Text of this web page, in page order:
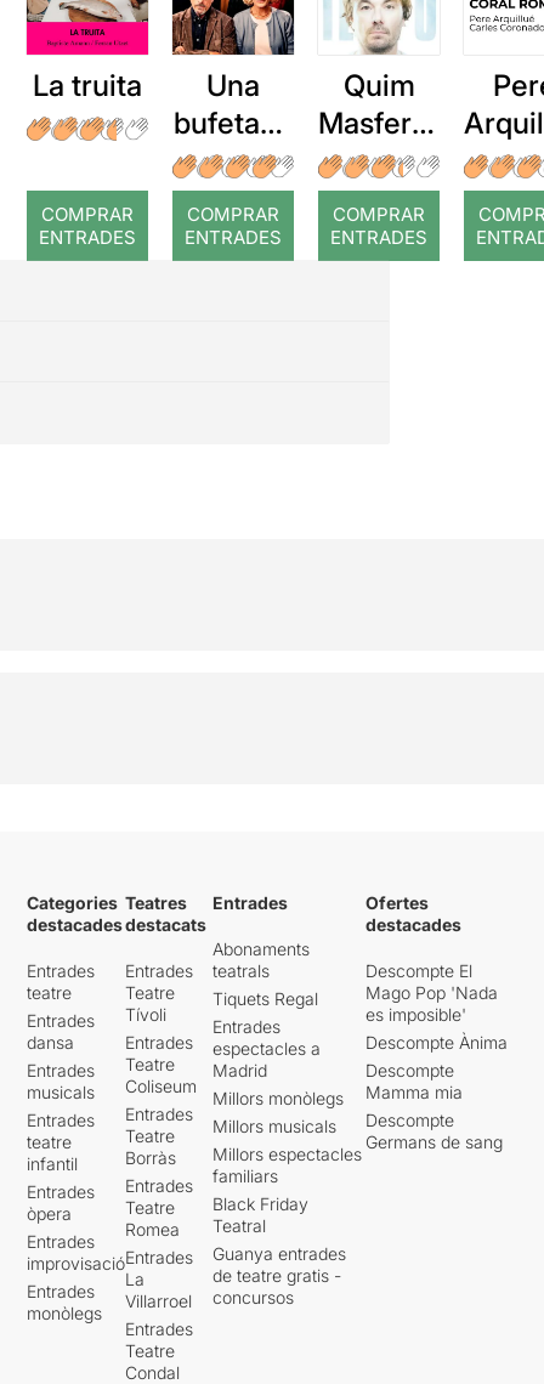
La truita
COMPRAR
ENTRADES
Una
bufetada
a temps
COMPRAR
ENTRADES
Quim
Masferre
r: Temps
COMPRAR
ENTRADES
:
Categories
destacades
Entrades
teatre
Entrades
dansa
Entrades
musicals
Entrades
teatre
infantil
Entrades
òpera
Entrades
improvisació
Entrades
monòlegs
Teatres
destacats
Entrades
Teatre
Tívoli
Entrades
Teatre
Coliseum
Entrades
Teatre
Borràs
Entrades
Teatre
Romea
Entrades
La
Villarroel
Entrades
Teatre
Condal
Entrades
Abonaments
teatrals
Tiquets Regal
Entrades
espectacles a
Madrid
Millors monòlegs
Millors musicals
Millors espectacles
familiars
Black Friday
Teatral
Guanya entrades
de teatre gratis -
concursos
Ofertes
destacades
Descompte El
Mago Pop 'Nada
es imposible'
Descompte Ànima
Descompte
Mamma mia
Descompte
Germans de sang